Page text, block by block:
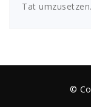
Tat umzusetzen.
©